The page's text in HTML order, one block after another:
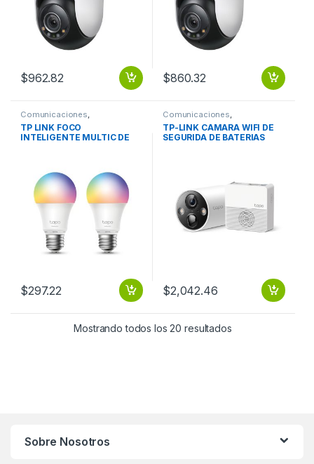
$962.82 $860.32
Comunicaciones
Videoconferencia
TP LINK FOCO
INTELIGENTE MULTIC DE
$297.22
Comunicaciones
Videoconferencia
TP-LINK CAMARA WIFI DE
SEGURIDA DE BATERIAS
$2,042.46
Mostrando todos los 20 resultados
Sobre Nosotros